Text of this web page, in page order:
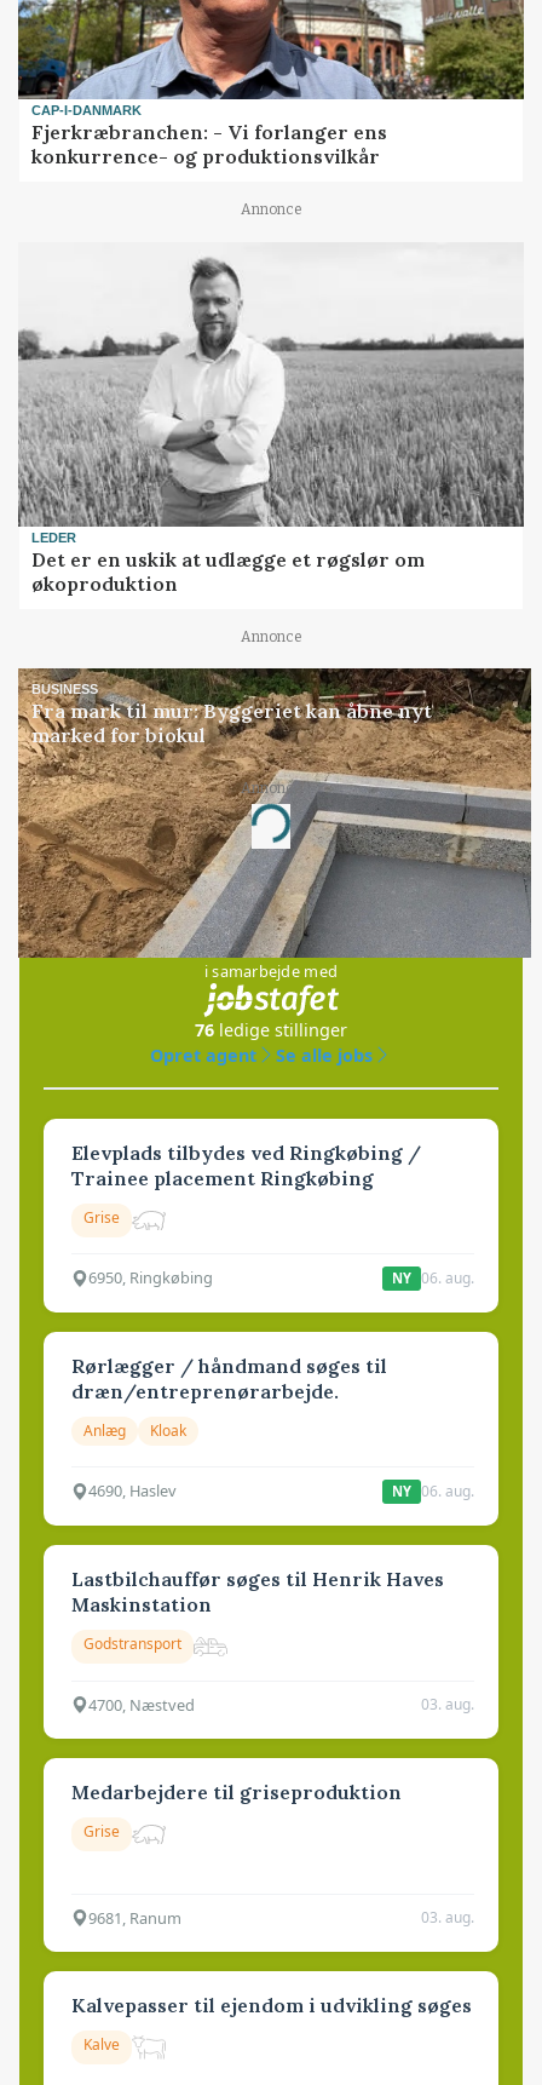
CAP-I-DANMARK
Fjerkræbranchen: - Vi forlanger ens
konkurrence- og produktionsvilkår
Annonce
LEDER
Det er en uskik at udlægge et røgslør om
økoproduktion
Annonce
BUSINESS
Fra mark til mur: Byggeriet kan åbne nyt
marked for biokul
Annonce
Loading...
Jobs
i samarbejde med
76 ledige stillinger
Opret agent
Se alle jobs
Elevplads tilbydes ved Ringkøbing /
Trainee placement Ringkøbing
Grise
6950, Ringkøbing NY 06. aug.
Rørlægger / håndmand søges til
dræn/entreprenørarbejde.
Anlæg Kloak
4690, Haslev NY 06. aug.
Lastbilchauffør søges til Henrik Haves
Maskinstation
Godstransport
4700, Næstved 03. aug.
Medarbejdere til griseproduktion
Grise
9681, Ranum 03. aug.
Kalvepasser til ejendom i udvikling søges
Kalve